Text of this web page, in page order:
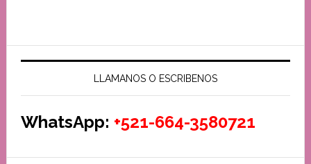
LLAMANOS O ESCRIBENOS
WhatsApp: +521-664-3580721